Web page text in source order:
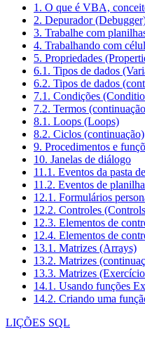
1. O que é VBA,
2. Depurador
3. Trabalhe com
4. Trabalhando com
5. Propriedades
6.1. Tipos de dados
6.2. Tipos de dados
7.1. Condições
7.2. Termos
8.1. Loops (Loops)
8.2. Ciclos (continuação)
9. Procedimentos e
10. Janelas de diálogo
11.1. Eventos da pasta
11.2. Eventos de planilha
12.1. Formulários
12.2. Controles
12.3. Elementos de
12.4. Elementos de
13.1. Matrizes (Arrays)
13.2. Matrizes
13.3. Matrizes
14.1. Usando funções
14.2. Criando uma
LIÇÕES SQL